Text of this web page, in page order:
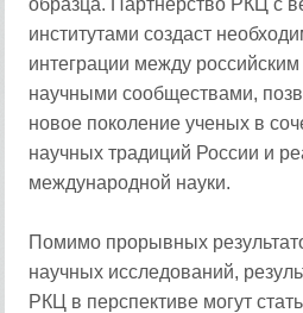
образца. Партнерство РКЦ с
институтами создаст
интеграции между
научными сообществами,
новое поколение ученых в
научных традиций России и
международной науки.
Помимо прорывных
научных исследований,
РКЦ в перспективе могут